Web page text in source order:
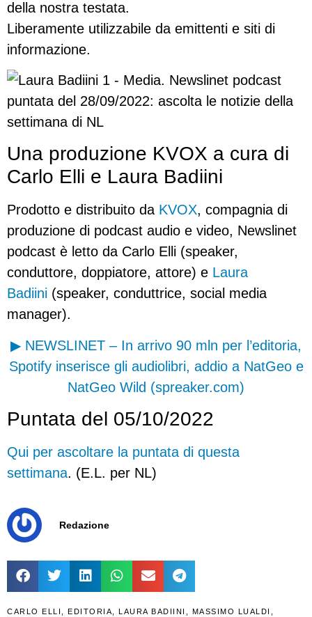
della nostra testata.
Liberamente utilizzabile da emittenti e siti di
informazione.
Una produzione KVOX a cura di
Carlo Elli e Laura Badiini
Prodotto e distribuito da KVOX, compagnia di
produzione di podcast audio e video, Newslinet
podcast è letto da Carlo Elli (speaker,
conduttore, doppiatore, attore) e Laura
Badiini (speaker, conduttrice, social media
manager).
▶ NEWSLINET – In arrivo 90 mln per l’editoria,
Spotify inserisce gli audiolibri, addio a NatGeo e
NatGeo Wild (spreaker.com)
Puntata del 05/10/2022
Qui per ascoltare la puntata di questa
settimana. (E.L. per NL)
Redazione
CARLO ELLI EDITORIA LAURA BADIINI MASSIMO LUALDI